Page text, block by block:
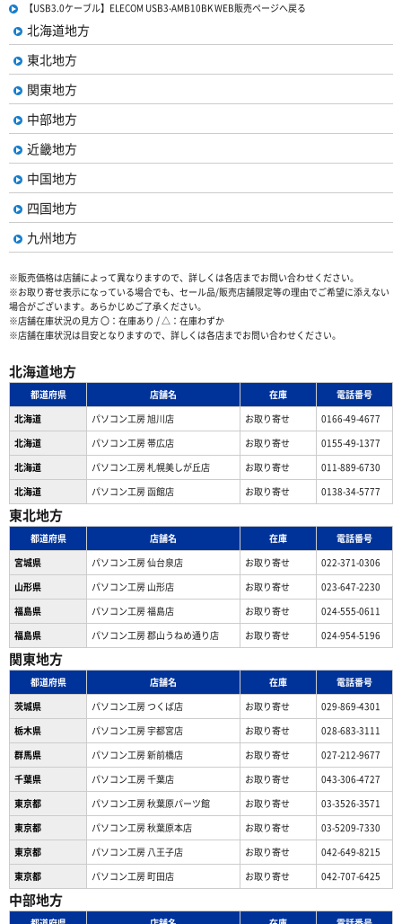
【USB3.0ケーブル】ELECOM USB3-AMB10BK WEB販売ページへ戻る
北海道地方
東北地方
関東地方
中部地方
近畿地方
中国地方
四国地方
九州地方
※販売価格は店舗によって異なりますので、詳しくは各店までお問い合わせください。
※お取り寄せ表示になっている場合でも、セール品/販売店舗限定等の理由でご希望に添えない
場合がございます。あらかじめご了承ください。
※店舗在庫状況の見方 〇：在庫あり / △：在庫わずか
※店舗在庫状況は目安となりますので、詳しくは各店までお問い合わせください。
北海道地方
都道府県 店舗名 在庫
電話番号
北海道
パソコン工房 旭川店 お取り寄せ
0166-49-4677
北海道
パソコン工房 帯広店 お取り寄せ
0155-49-1377
北海道
パソコン⼯房 札幌美しが丘店 お取り寄せ
011-889-6730
北海道
パソコン工房 函館店 お取り寄せ 0138-34-5777
東北地方
都道府県 店舗名 在庫
電話番号
宮城県
パソコン工房 仙台泉店 お取り寄せ
022-371-0306
山形県
パソコン工房 山形店 お取り寄せ
023-647-2230
福島県
パソコン工房 福島店 お取り寄せ
024-555-0611
福島県
パソコン工房 郡山うねめ通り店 お取り寄せ 024-954-5196
関東地方
都道府県 店舗名 在庫
電話番号
茨城県
パソコン工房 つくば店 お取り寄せ
029-869-4301
栃木県
パソコン工房 宇都宮店 お取り寄せ
028-683-3111
群馬県
パソコン工房 新前橋店 お取り寄せ
027-212-9677
千葉県
パソコン工房 千葉店 お取り寄せ
043-306-4727
東京都
パソコン工房 秋葉原パーツ館 お取り寄せ
03-3526-3571
東京都
パソコン工房 秋葉原本店 お取り寄せ
03-5209-7330
東京都
パソコン工房 八王子店 お取り寄せ
042-649-8215
東京都
パソコン工房 町田店 お取り寄せ 042-707-6425
中部地方